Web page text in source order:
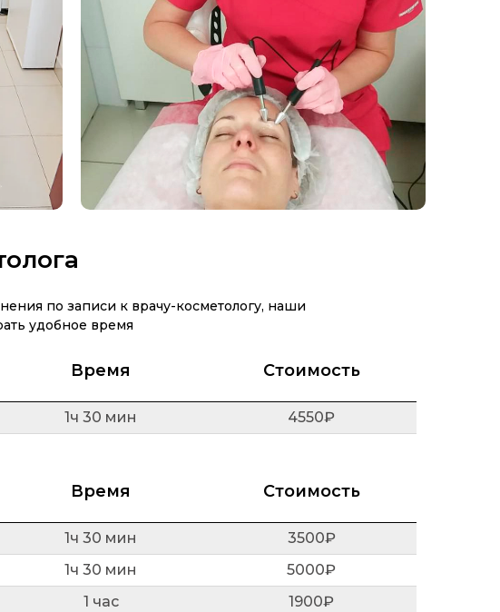
по записи к врачу-косметологу, наши
удобное время
Время Стоимость
1ч 30 мин 4550₽
Время Стоимость
1ч 30 мин
3500₽
1ч 30 мин
5000₽
1 час
1900₽